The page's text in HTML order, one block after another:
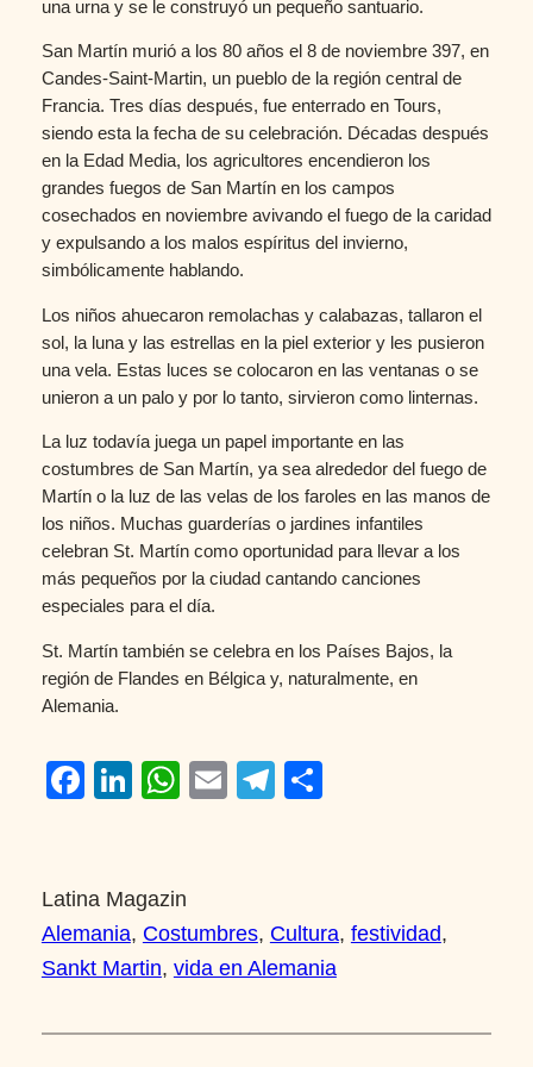
una urna y se le construyó un pequeño santuario.
San Martín murió a los 80 años el 8 de noviembre 397, en
Candes-Saint-Martin, un pueblo de la región central de
Francia. Tres días después, fue enterrado en Tours,
siendo esta la fecha de su celebración. Décadas después
en la Edad Media, los agricultores encendieron los
grandes fuegos de San Martín en los campos
cosechados en noviembre avivando el fuego de la caridad
y expulsando a los malos espíritus del invierno,
simbólicamente hablando.
Los niños ahuecaron remolachas y calabazas, tallaron el
sol, la luna y las estrellas en la piel exterior y les pusieron
una vela. Estas luces se colocaron en las ventanas o se
unieron a un palo y por lo tanto, sirvieron como linternas.
La luz todavía juega un papel importante en las
costumbres de San Martín, ya sea alrededor del fuego de
Martín o la luz de las velas de los faroles en las manos de
los niños. Muchas guarderías o jardines infantiles
celebran St. Martín como oportunidad para llevar a los
más pequeños por la ciudad cantando canciones
especiales para el día.
St. Martín también se celebra en los Países Bajos, la
región de Flandes en Bélgica y, naturalmente, en
Alemania.
Facebook
LinkedIn
WhatsApp
EmailTelegram
Latina Magazin
Alemania, Costumbres, Cultura, festividad
Sankt Martin, vida en Alemania